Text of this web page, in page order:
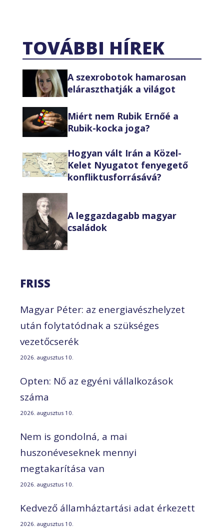
TOVÁBBI HÍREK
A szexrobotok hamarosan
eláraszthatják a világot
Miért nem Rubik Ernőé a
Rubik-kocka joga?
Hogyan vált Irán a Közel-
Kelet Nyugatot fenyegető
konfliktusforrásává?
A leggazdagabb magyar
családok
FRISS
Magyar Péter: az energiavészhelyzet
után folytatódnak a szükséges
vezetőcserék
2026. augusztus 10.
Opten: Nő az egyéni vállalkozások
száma
2026. augusztus 10.
Nem is gondolná, a mai
huszonéveseknek mennyi
megtakarítása van
2026. augusztus 10.
Kedvező államháztartási adat érkezett
2026. augusztus 10.